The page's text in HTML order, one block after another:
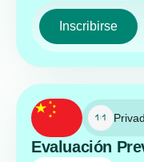
Inscribirse
Evaluación